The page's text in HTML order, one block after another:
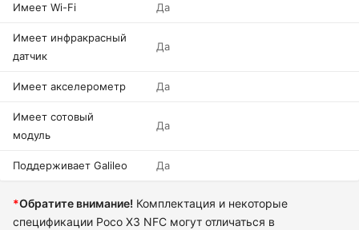
Имеет Wi-Fi Да
Имеет инфракрасный
датчик
Да
Имеет акселерометр Да
Имеет сотовый
модуль
Да
Поддерживает Galileo Да
*Обратите внимание! Комплектация и некоторые
спецификации Poco X3 NFC могут отличаться в